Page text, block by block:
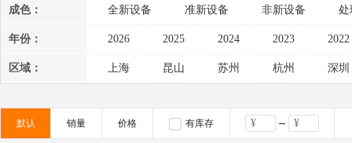
成色： 全新设备 准新设备 非新设备 处
年份： 2026 2025 2024 2023 2022
2014 2013 2012 2011 2010
区域： 上海 昆山 苏州 杭州 深圳
默认 销量 价格 有库存